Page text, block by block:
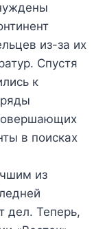
из-за их
Спустя
к
в поисках
из
дел. Теперь,